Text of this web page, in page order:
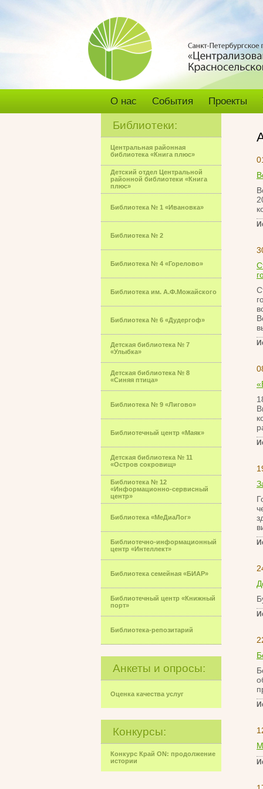
О нас События Проекты
Библиотеки:
Центральная районная
библиотека «Книга плюс»
Детский отдел Центральной
районной библиотеки «Книга
плюс»
Библиотека № 1 «Ивановка»
Библиотека № 2
Библиотека № 4 «Горелово»
Библиотека им. А.Ф.Можайского
Библиотека № 6 «Дудергоф»
Детская библиотека № 7
«Улыбка»
Детская библиотека № 8
«Синяя птица»
Библиотека № 9 «Лигово»
Библиотечный центр «Маяк»
Детская библиотека № 11
«Остров сокровищ»
Библиотека № 12
«Информационно-сервисный
центр»
Библиотека «МеДиаЛог»
Библиотечно-информационный
центр «Интеллект»
Библиотека семейная «БИАР»
Библиотечный центр «Книжный
порт»
Библиотека-репозитарий
Анкеты и опросы:
Оценка качества услуг
Конкурсы:
Конкурс Край ON: продолжение
истории